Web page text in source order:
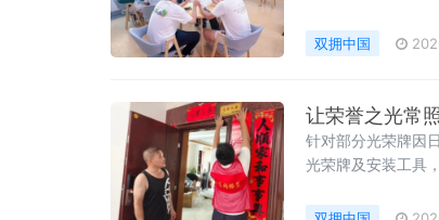
双拥中国
让荣誉之光常
针对部分光荣牌因
光荣牌及安装工具